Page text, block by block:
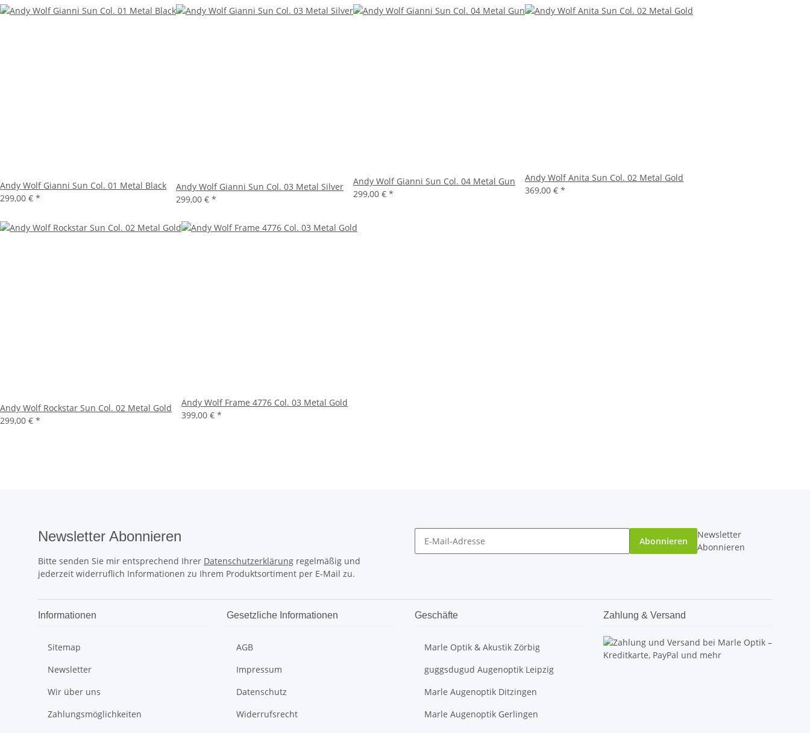
Andy Wolf Gianni Sun Col. 01 Metal Black
299,00 € *
Andy Wolf Gianni Sun Col. 03 Metal Silver
299,00 € *
Andy Wolf Gianni Sun Col. 04 Metal Gun
299,00 € *
Andy Wolf Anita Sun Col. 02 Metal Gold
369,00 € *
Andy Wolf Rockstar Sun Col. 02 Metal Gold
299,00 € *
Andy Wolf Frame 4776 Col. 03 Metal Gold
399,00 € *
Newsletter Abonnieren
Bitte senden Sie mir entsprechend Ihrer Datenschutzerklärung regelmäßig und
jederzeit widerruflich Informationen zu Ihrem Produktsortiment per E-Mail zu.
Abonnieren
Newsletter
Abonnieren
Informationen
Sitemap
Newsletter
Wir über uns
Zahlungsmöglichkeiten
Gesetzliche Informationen
AGB
Impressum
Datenschutz
Widerrufsrecht
Geschäfte
Marle Optik & Akustik Zörbig
guggsdugud Augenoptik Leipzig
Marle Augenoptik Ditzingen
Marle Augenoptik Gerlingen
Zahlung & Versand